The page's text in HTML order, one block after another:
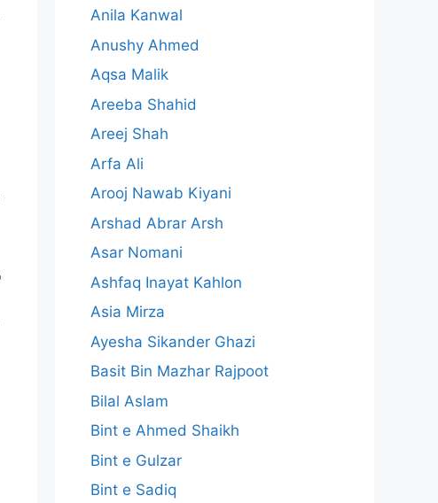
Anila Kanwal
Anushy Ahmed
Aqsa Malik
Areeba Shahid
Areej Shah
Arfa Ali
Arooj Nawab Kiyani
Arshad Abrar Arsh
Asar Nomani
Ashfaq Inayat Kahlon
Asia Mirza
Ayesha Sikander Ghazi
Basit Bin Mazhar Rajpoot
Bilal Aslam
Bint e Ahmed Shaikh
Bint e Gulzar
Bint e Sadiq